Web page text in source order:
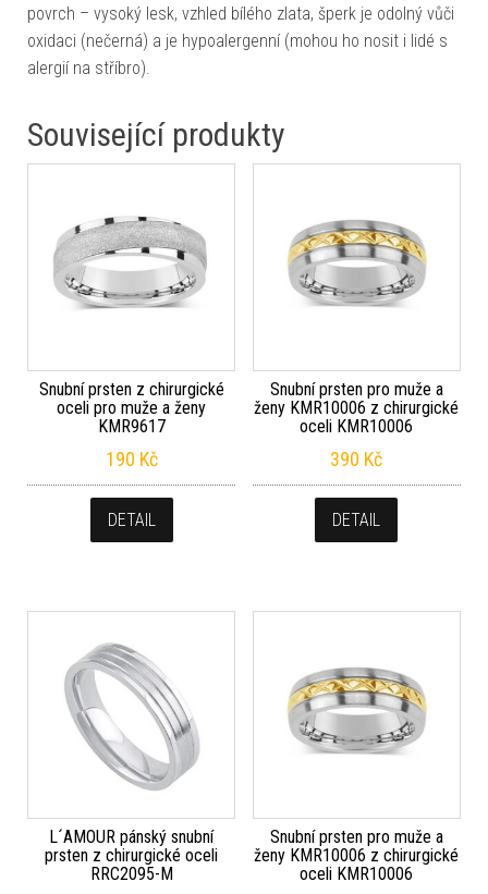
povrch – vysoký lesk, vzhled bílého zlata, šperk je odolný vůči
oxidaci (nečerná) a je hypoalergenní (mohou ho nosit i lidé s
alergií na stříbro).
Související produkty
Snubní prsten z chirurgické
oceli pro muže a ženy
KMR9617
190 Kč
DETAIL
Snubní prsten pro muže a
ženy KMR10006 z chirurgické
oceli KMR10006
390 Kč
DETAIL
L´AMOUR pánský snubní
prsten z chirurgické oceli
RRC2095-M
Snubní prsten pro muže a
ženy KMR10006 z chirurgické
oceli KMR10006